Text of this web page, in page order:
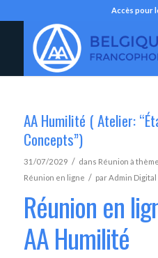
Accès pour
AA Humilité ( Atelier:
Concepts”)
31/07/2029 / dans Réunion à thème
Réunion en ligne / parAdmin Digital
Réunion en
AA Humilité